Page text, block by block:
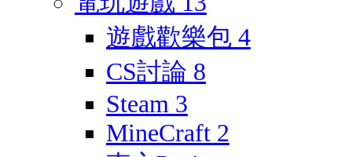
遊戲歡樂包 4
CS討論 8
Steam 3
MineCraft 2